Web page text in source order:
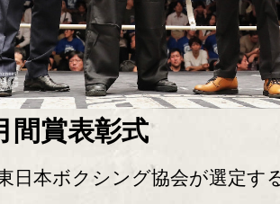
間賞表彰式
本ボクシング協会が選定す